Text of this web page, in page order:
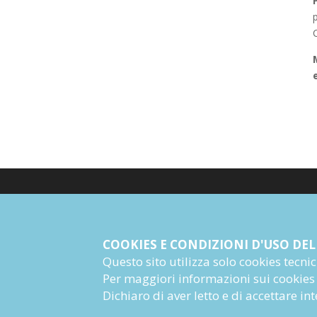
PI 04628780969
Informazioni Societarie
COOKIES E CONDIZIONI D'USO
Questo sito utilizza solo cookies
Per maggiori informazioni sui
Dichiaro di aver letto e di accettare